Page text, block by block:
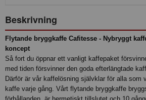
Beskrivning
Flytande bryggkaffe Cafitesse - Nybryggt
koncept
Så fort du öppnar ett vanligt kaffepaket
med tiden försvinner den goda efterlängtade
Därför är vår kaffelösning självklar för alla som
kaffe varje gång. Vårt flytande bryggkaffe